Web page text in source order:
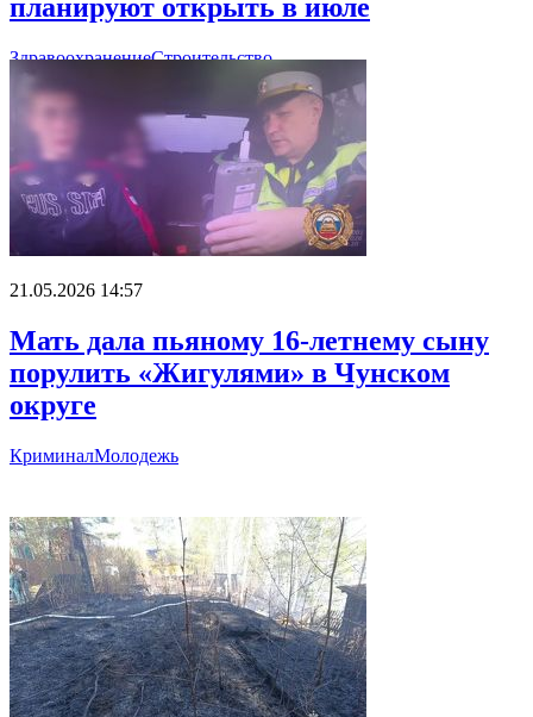
планируют открыть в июле
ЗдравоохранениеСтроительство
21.05.2026 14:57
Мать дала пьяному 16-летнему сыну
порулить «Жигулями» в Чунском
округе
КриминалМолодежь